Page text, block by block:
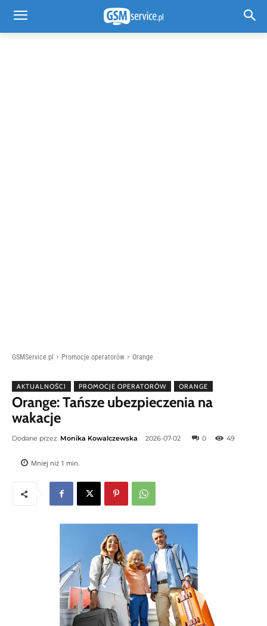
GSMService.pl Promocje operatorów Orange
AKTUALNOŚCI PROMOCJE OPERATORÓW ORANGE
Orange: Tańsze ubezpieczenia na
wakacje
Dodane przez Monika Kowalczewska 2026-07-02 0 49
Mniej niż 1 min.